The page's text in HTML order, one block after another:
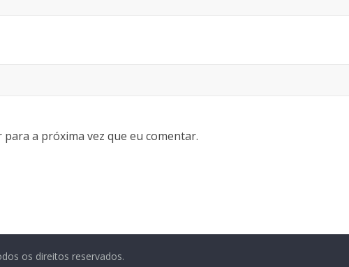
a próxima vez que eu comentar.
os direitos reservados.